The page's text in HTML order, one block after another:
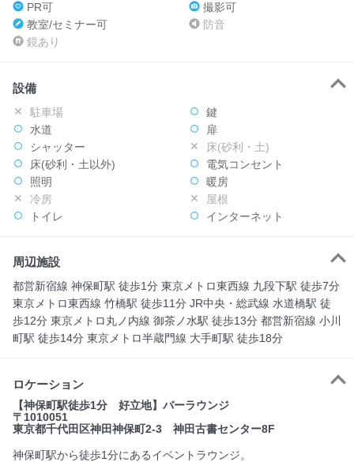
PR可
撮影可
教室/セミナー可
防音
鏡あり
設備
駐車場
鍵
水道
扉
シャッター
床(砂利・土)
床(砂利・土以外)
電気コンセント
照明
暖房
冷房
屋根
トイレ
インターネット
周辺施設
都営新宿線 神保町駅 徒歩1分 東京メトロ東西線 九段下駅 徒歩7分
東京メトロ東西線 竹橋駅 徒歩11分 JR中央・総武線 水道橋駅 徒
歩12分 東京メトロ丸ノ内線 御茶ノ水駅 徒歩13分 都営新宿線 小川
町駅 徒歩14分 東京メトロ半蔵門線 大手町駅 徒歩18分
ロケーション
【神保町駅徒歩1分 好立地】バーラウンジ
〒1010051
東京都千代田区神田神保町2‐3 神田古書センター8F
神保町駅から徒歩1分にあるイベントラウンジ。